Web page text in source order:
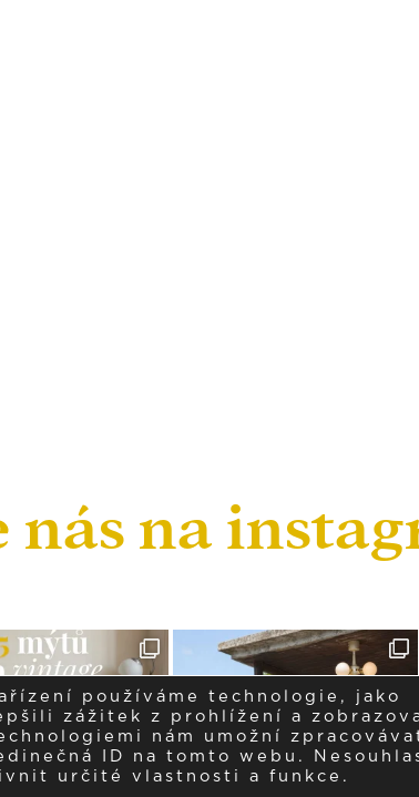
nás na
používáme technologie, jako
zážitek z prohlížení a
nám umožní
ID na tomto webu.
určité vlastnosti a funkce.